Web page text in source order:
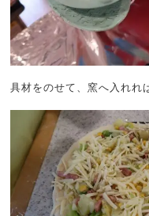
具材をのせて、窯へ入れれ